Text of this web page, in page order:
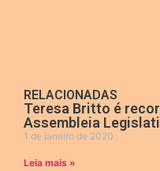
RELACIONADAS
Teresa Britto é
Assembleia
1 de janeiro de 2020
Leia mais »